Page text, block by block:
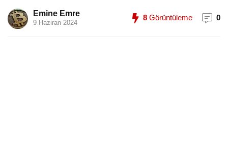
Emine Emre
9 Haziran 2024
8 Görüntüleme 0